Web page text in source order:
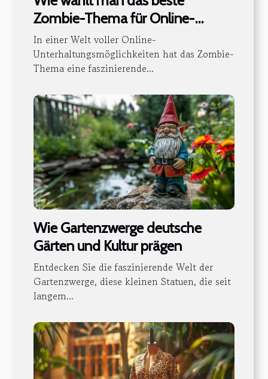
Zombie-Thema für Online-
Casinospieler aus?
In einer Welt voller Online-
Unterhaltungsmöglichkeiten hat das Zombie-
Thema eine faszinierende...
Wie Gartenzwerge deutsche
Gärten und Kultur prägen
Entdecken Sie die faszinierende Welt der
Gartenzwerge, diese kleinen Statuen, die seit
langem...